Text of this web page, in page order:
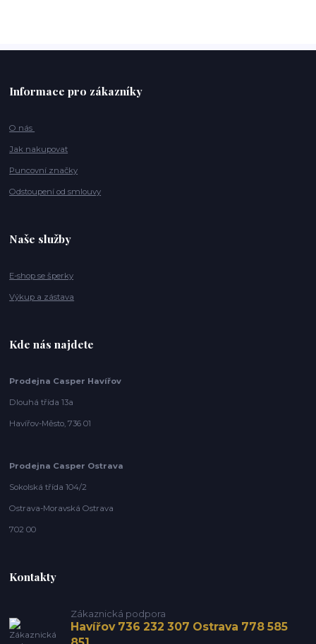
Informace pro zákazníky
O nás
Jak nakupovat
Puncovní značky
Odstoupení od smlouvy
Naše služby
E-shop se šperky
Výkup a zástava
Kde nás najdete
Prodejna Casper Havířov
Dlouhá třída 13a
Havířov-Město, 736 01
Prodejna Casper Ostrava
Sokolská třída 104/2
Ostrava-Moravská Ostrava
702 00
Kontakty
Zákaznická podpora
Havířov 736 232 307 Ostrava 778 585